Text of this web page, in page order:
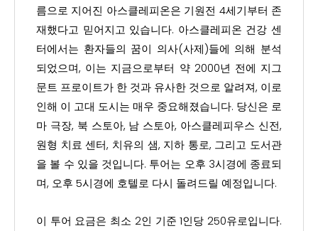
름으로 지어진 아스클레피온은 기원전 4세기부터 존
재했다고 믿어지고 있습니다. 아스클레피온 건강 센
터에서는 환자들의 꿈이 의사(사제)들에 의해 분석
되었으며, 이는 지금으로부터 약 2000년 전에 지그
문트 프로이트가 한 것과 유사한 것으로 알려져, 이로
인해 이 고대 도시는 매우 중요해졌습니다. 당신은 로
마 극장, 북 스토아, 남 스토아, 아스클레피우스 신전,
원형 치료 센터, 치유의 샘, 지하 통로, 그리고 도서관
을 볼 수 있을 것입니다. 투어는 오후 3시경에 종료되
며, 오후 5시경에 호텔로 다시 돌려드릴 예정입니다.
이 투어 요금은 최소 2인 기준 1인당 250유로입니다.